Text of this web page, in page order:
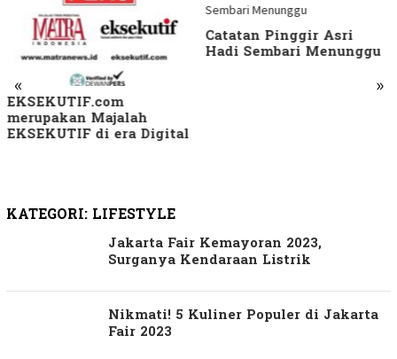
« »
Catatan Pinggir Asri
Hadi Sembari Menunggu
KATEGORI: LIFESTYLE
Jakarta Fair Kemayoran 2023,
Surganya Kendaraan Listrik
Nikmati! 5 Kuliner Populer di Jakarta
Fair 2023